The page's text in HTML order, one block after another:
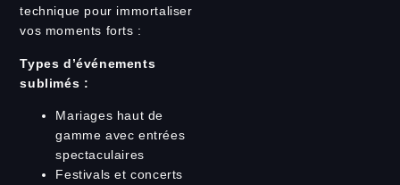
technique pour immortaliser
vos moments forts :
Types d’événements
sublimés :
Mariages haut de
gamme avec entrées
spectaculaires
Festivals et concerts